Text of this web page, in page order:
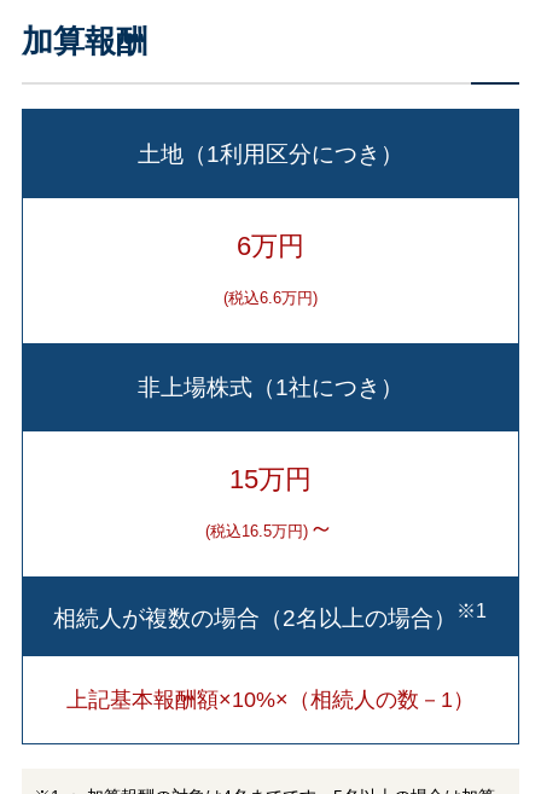
加算報酬
土地（1利用区分につき）
6万円
(税込6.6万円)
非上場株式（1社につき）
15万円
(税込16.5万円) ～
相続人が複数の場合（2名以上の場合） ※1
上記基本報酬額×10%×（相続人の数－1）